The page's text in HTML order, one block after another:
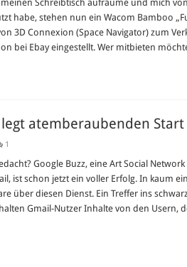
Schreibtisch aufräume und mich
habe, stehen nun ein Wacom Bamboo
3D Connexion (Space Navigator) zum
bei Ebay eingestellt. Wer mitbieten
legt atemberaubenden
1
Google Buzz, eine Art Social
ist schon jetzt ein voller Erfolg. In kaum
über diesen Dienst. Ein Treffer ins
Gmail-Nutzer Inhalte von den Usern,